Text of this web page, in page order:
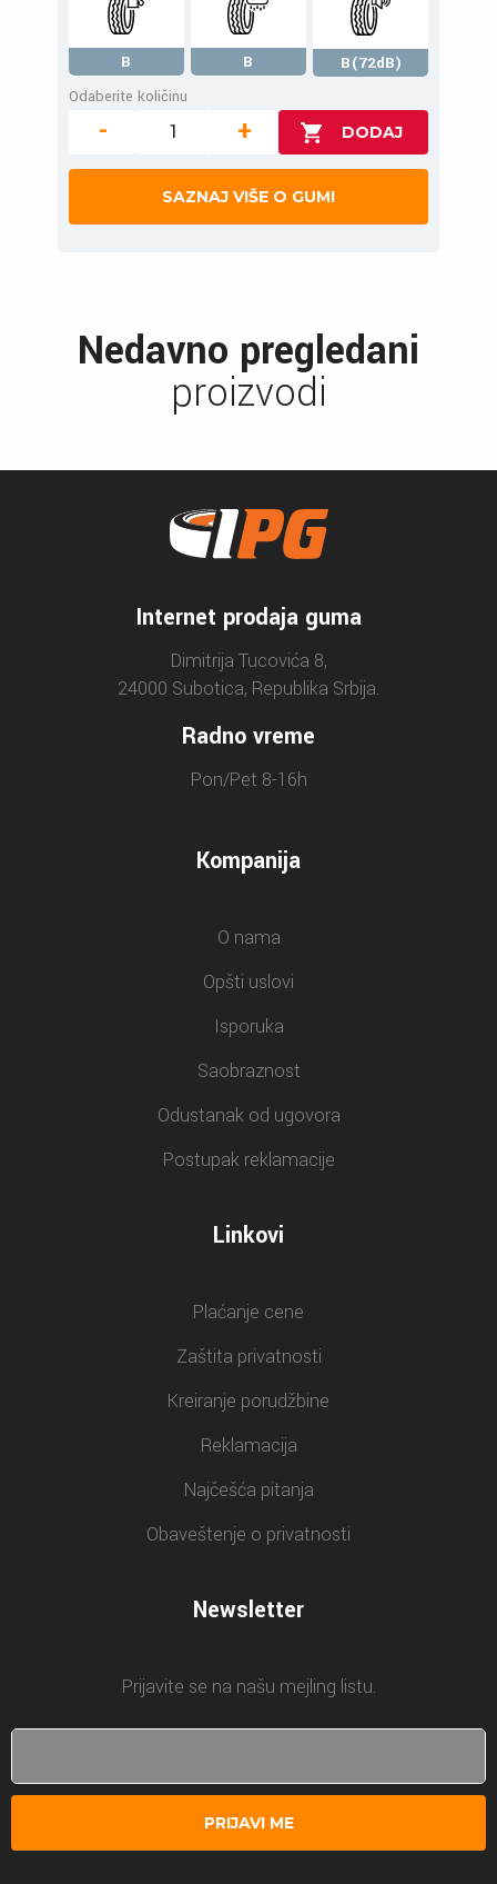
B B
B(72dB)
Odaberite količinu
- +
SAZNAJ VIŠE O GUMI
Nedavno pregledani
proizvodi
Internet prodaja guma
Dimitrija Tucovića 8,
24000 Subotica, Republika Srbija.
Radno vreme
Pon/Pet 8-16h
Kompanija
O nama
Opšti uslovi
Isporuka
Saobraznost
Odustanak od ugovora
Postupak reklamacije
Linkovi
Plaćanje cene
Zaštita privatnosti
Kreiranje porudžbine
Reklamacija
Najčešća pitanja
Obaveštenje o privatnosti
Newsletter
Prijavite se na našu mejling listu.
PRIJAVI ME